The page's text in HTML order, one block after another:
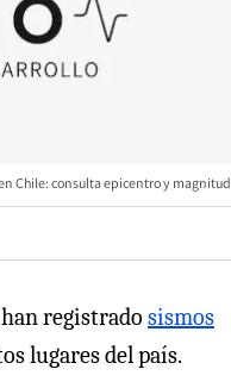
Chile: consulta epicentro y magnitud
registrado sismos
lugares del país.